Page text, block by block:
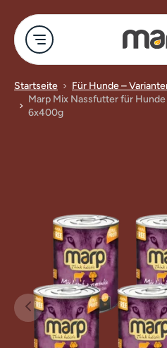
Für Katzen
Merch
Startseite
Für Hunde –
Marp Mix Nassfutter für
6x400g